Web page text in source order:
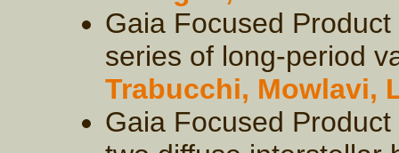
Gaia Focused
series of long-period
Trabucchi, Mowlavi,
Gaia Focused